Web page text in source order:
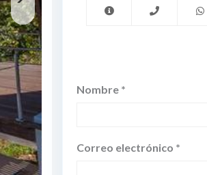
Nombre *
Correo electrónico *